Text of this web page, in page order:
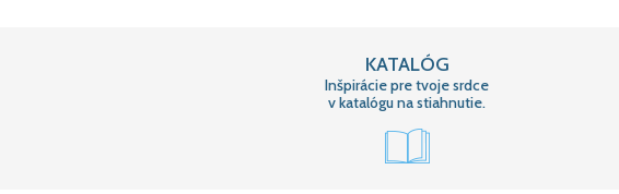
KATALÓG
Inšpirácie pre tvoje srdce
v katalógu na stiahnutie.